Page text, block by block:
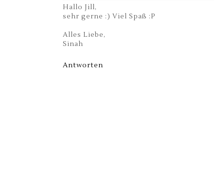
Hallo Jill,
sehr gerne :) Viel Spaß :P
Alles Liebe,
Sinah
Antworten